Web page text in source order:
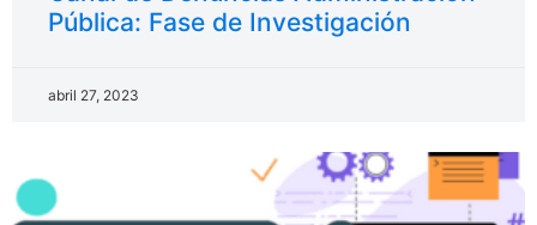
Pública: Fase de Investigación
abril 27, 2023